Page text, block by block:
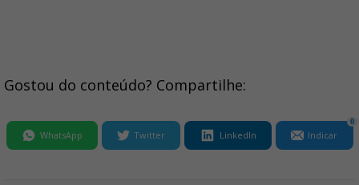
Gostou do conteúdo? Compartilhe:
WhatsApp Twitter LinkedIn Indicar
0